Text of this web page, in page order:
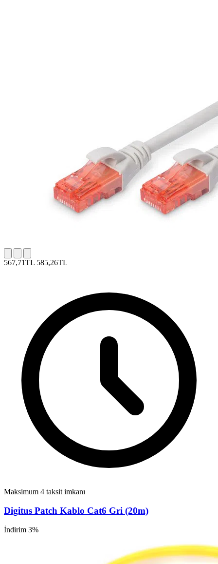
567,71TL 585,26TL
Maksimum 4 taksit imkanı
Digitus Patch Kablo Cat6 Gri (20m)
İndirim 3%